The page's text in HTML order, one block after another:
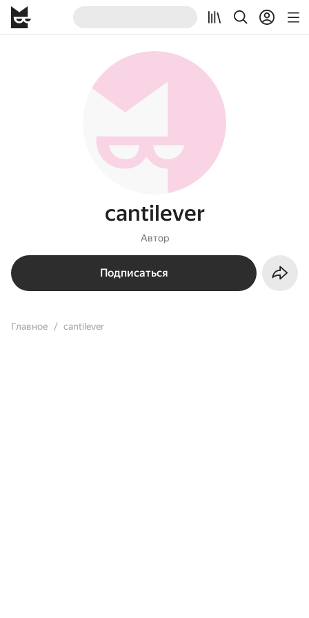
cantilever
Автор
Подписаться
Главное cantilever